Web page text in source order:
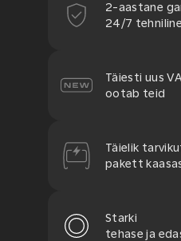
2-aastane
24/7
Täiesti uus
ootab teid
Täielik
pakett
Starki
tehase ja